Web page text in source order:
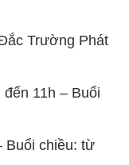
Buổi chiều: từ
trợ tốt nhất cho